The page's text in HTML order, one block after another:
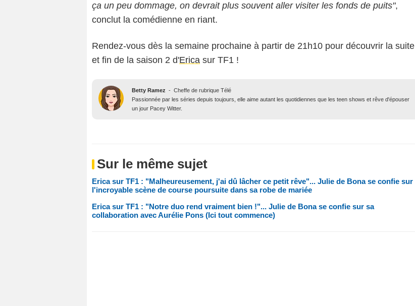
ça un peu dommage, on devrait plus souvent aller visiter les fonds de puits",
conclut la comédienne en riant.
Rendez-vous dès la semaine prochaine à partir de 21h10 pour découvrir la suite
et fin de la saison 2 d'Erica sur TF1 !
Betty Ramez - Cheffe de rubrique Télé
Passionnée par les séries depuis toujours, elle aime autant les quotidiennes que les teen shows et rêve d'épouser
un jour Pacey Witter.
Sur le même sujet
Erica sur TF1 : "Malheureusement, j'ai dû lâcher ce petit rêve"... Julie de Bona se confie sur
l'incroyable scène de course poursuite dans sa robe de mariée
Erica sur TF1 : "Notre duo rend vraiment bien !"... Julie de Bona se confie sur sa
collaboration avec Aurélie Pons (Ici tout commence)